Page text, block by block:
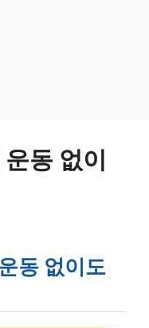
동 없이
동 없이도